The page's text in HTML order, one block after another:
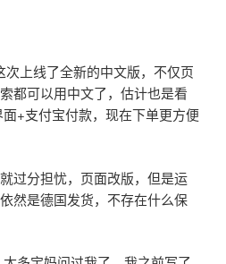
次上线了全新的中文版，不仅页
都可以用中文了，估计也是看
+支付宝付款，现在下单更方便
过分担忧，页面改版，但是运
然是德国发货，不存在什么保